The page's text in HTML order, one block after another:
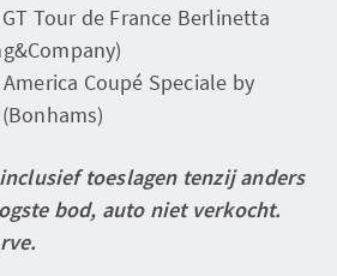
Tour de France Berlinetta
Coupé Speciale by
(Bonhams)
toeslagen tenzij anders
bod, auto niet verkocht.